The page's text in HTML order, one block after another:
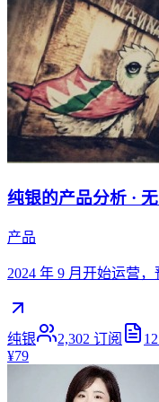
纯银的产品分析 ·
产品
2024 年 9 月开始运营
纯银 2,302 订阅 12
¥79